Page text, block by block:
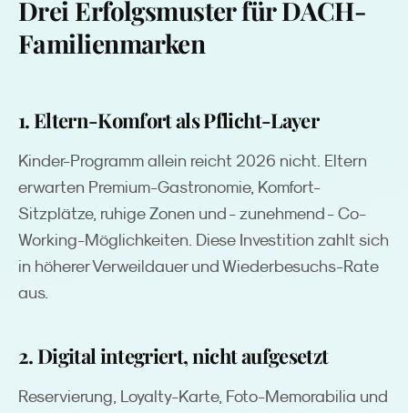
Drei Erfolgsmuster für DACH-
Familienmarken
1. Eltern-Komfort als Pflicht-Layer
Kinder-Programm allein reicht 2026 nicht. Eltern
erwarten Premium-Gastronomie, Komfort-
Sitzplätze, ruhige Zonen und - zunehmend - Co-
Working-Möglichkeiten. Diese Investition zahlt sich
in höherer Verweildauer und Wiederbesuchs-Rate
aus.
2. Digital integriert, nicht aufgesetzt
Reservierung, Loyalty-Karte, Foto-Memorabilia und